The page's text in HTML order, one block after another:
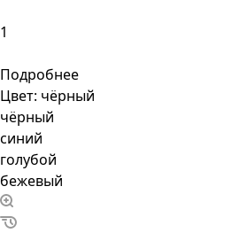
Подробнее
Цвет: чёрный
чёрный
синий
голубой
бежевый